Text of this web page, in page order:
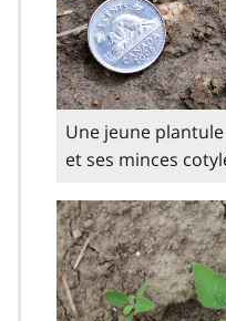
Une jeune
et ses minces